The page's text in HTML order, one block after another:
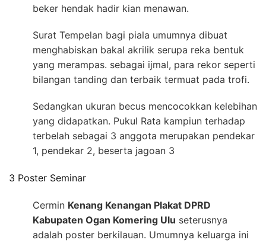
beker hendak hadir kian menawan.
Surat Tempelan bagi piala umumnya dibuat
menghabiskan bakal akrilik serupa reka bentuk
yang merampas. sebagai ijmal, para rekor seperti
bilangan tanding dan terbaik termuat pada trofi.
Sedangkan ukuran becus mencocokkan kelebihan
yang didapatkan. Pukul Rata kampiun terhadap
terbelah sebagai 3 anggota merupakan pendekar
1, pendekar 2, beserta jagoan 3
3 Poster Seminar
Cermin Kenang Kenangan Plakat DPRD
Kabupaten Ogan Komering Ulu seterusnya
adalah poster berkilauan. Umumnya keluarga ini